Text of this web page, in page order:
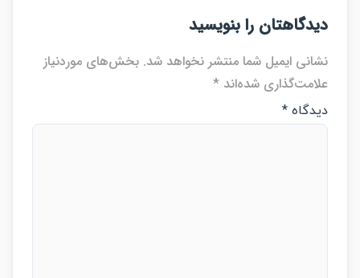
را بنویسید
ایمیل شما منتشر نخواهد شد. بخش‌های موردنیاز
شده‌اند *
*